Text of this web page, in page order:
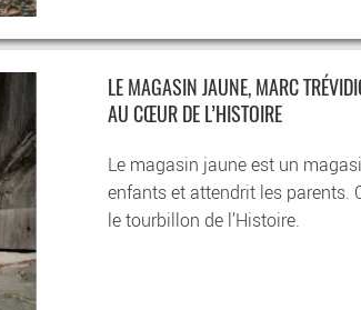
LE MAGASIN JAUNE, MARC
AU CŒUR DE L’HISTOIRE
Le magasin jaune est un
enfants et attendrit les parents.
le tourbillon de l’Histoire.